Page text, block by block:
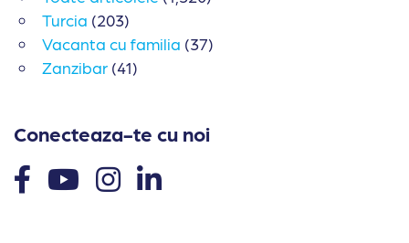
Turcia (203)
Vacanta cu familia (37)
Zanzibar (41)
Conecteaza-te cu noi